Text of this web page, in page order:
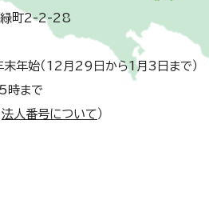
町2-2-28
末年始（12月29日から1月3日まで）
時まで
法人番号について ）